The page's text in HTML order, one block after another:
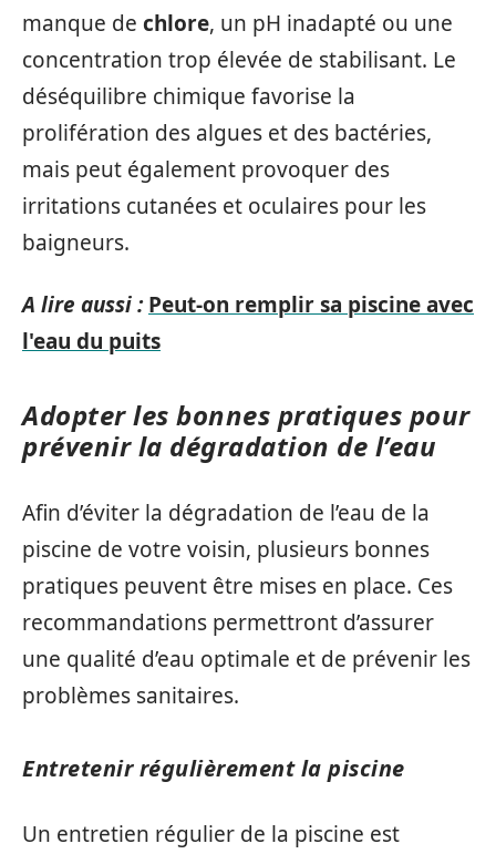
manque de chlore, un pH inadapté ou une
concentration trop élevée de stabilisant. Le
déséquilibre chimique favorise la
prolifération des algues et des bactéries,
mais peut également provoquer des
irritations cutanées et oculaires pour les
baigneurs.
A lire aussi : Peut-on remplir sa piscine avec
l'eau du puits
Adopter les bonnes pratiques pour
prévenir la dégradation de l’eau
Afin d’éviter la dégradation de l’eau de la
piscine de votre voisin, plusieurs bonnes
pratiques peuvent être mises en place. Ces
recommandations permettront d’assurer
une qualité d’eau optimale et de prévenir les
problèmes sanitaires.
Entretenir régulièrement la piscine
Un entretien régulier de la piscine est